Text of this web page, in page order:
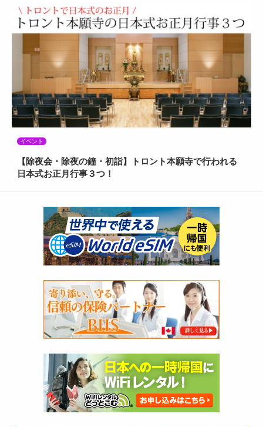
イベント
【除夜会・除夜の鐘・初詣】トロント本願寺で行われる
日本式お正月行事３つ！